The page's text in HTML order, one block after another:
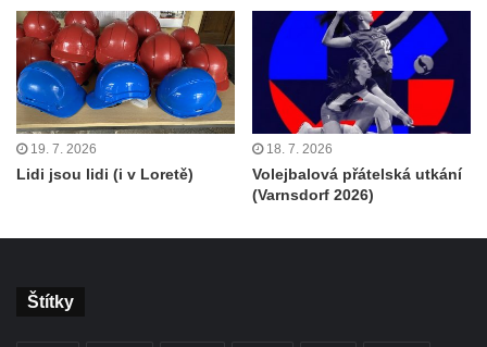
19. 7. 2026
Lidi jsou lidi (i v Loretě)
18. 7. 2026
Volejbalová přátelská utkání
(Varnsdorf 2026)
Štítky